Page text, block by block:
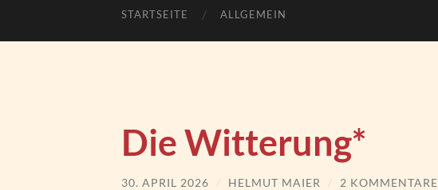
STARTSEITE ALLGEMEIN
Die Witterung*
30. APRIL 2026 / HELMUT MAIER / 2 KOMMENTARE